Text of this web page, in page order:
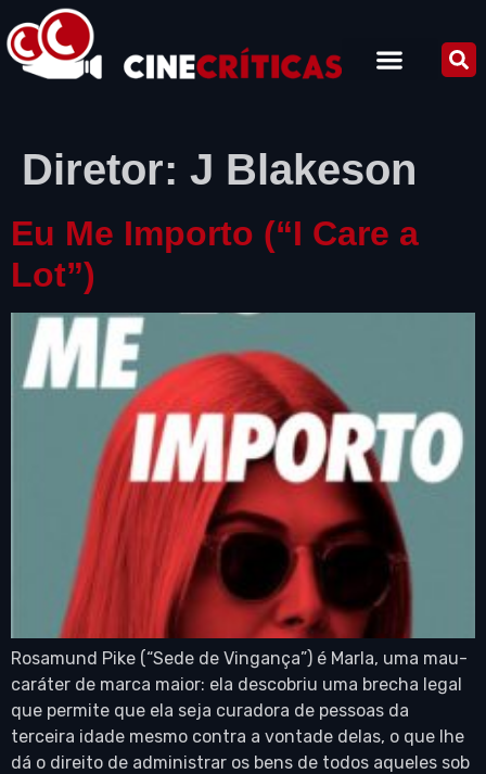
Diretor: J Blakeson
Eu Me Importo (“I Care a
Lot”)
Rosamund Pike (“Sede de Vingança”) é Marla, uma mau-
caráter de marca maior: ela descobriu uma brecha legal
que permite que ela seja curadora de pessoas da
terceira idade mesmo contra a vontade delas, o que lhe
dá o direito de administrar os bens de todos aqueles sob